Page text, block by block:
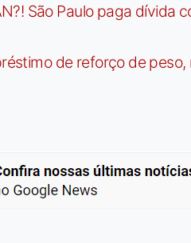
São Paulo paga dívida
de reforço de